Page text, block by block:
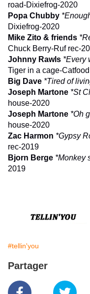
road-Dixiefrog-2020
Popa Chubby *
Dixiefrog-2020
Mike Zito & friends *
Chuck Berry-Ruf rec-
Johnny Rawls *Every
Tiger in a cage-
Big Dave *Tired of
Joseph Martone *St
house-2020
Joseph Martone *Oh
house-2020
Zac Harmon *Gypsy
rec-2019
Bjorn Berge *Monkey
2019
#tellin'you
Partager